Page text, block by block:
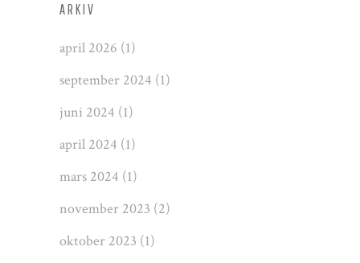
ARKIV
april 2026 (1)
september 2024 (1)
juni 2024 (1)
april 2024 (1)
mars 2024 (1)
november 2023 (2)
oktober 2023 (1)